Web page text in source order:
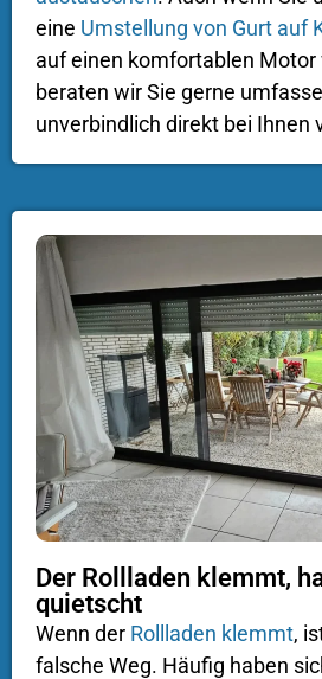
eine Umstellung von Gurt auf
auf einen komfortablen Motor
beraten wir Sie gerne
unverbindlich direkt bei Ihnen
Der Rollladen klemmt,
quietscht
Wenn der Rollladen klemmt,
falsche Weg. Häufig haben